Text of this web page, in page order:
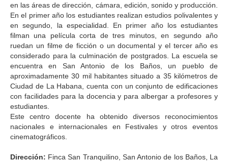
en las áreas de dirección, cámara, edición, sonido y producción.
En el primer año los estudiantes realizan estudios polivalentes y
en segundo, la especialidad. En primer año los estudiantes
filman una película corta de tres minutos, en segundo año
ruedan un filme de ficción o un documental y el tercer año es
considerado para la culminación de postgrados. La escuela se
encuentra en San Antonio de los Baños, un pueblo de
aproximadamente 30 mil habitantes situado a 35 kilómetros de
Ciudad de La Habana, cuenta con un conjunto de edificaciones
con facilidades para la docencia y para albergar a profesores y
estudiantes.
Este centro docente ha obtenido diversos reconocimientos
nacionales e internacionales en Festivales y otros eventos
cinematográficos.
Dirección: Finca San Tranquilino, San Antonio de los Baños, La